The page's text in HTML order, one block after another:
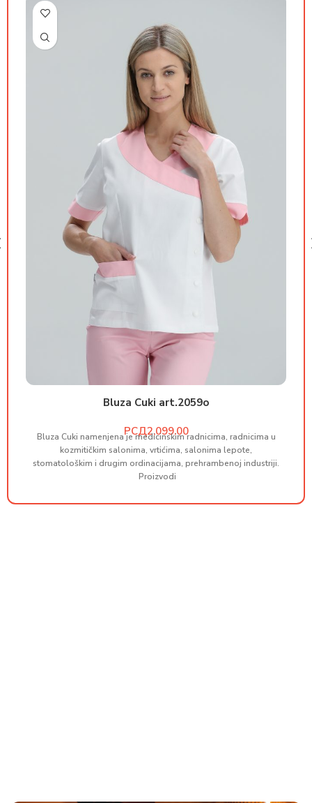
Bluza Cuki art.2059o
РСД
Bluza Cuki namenjena je medicinskim radnicima, radnicima u
kozmitičkim salonima, vrtićima, salonima lepote,
stomatološkim i drugim ordinacijama, prehrambenoj industriji.
Proizvodi